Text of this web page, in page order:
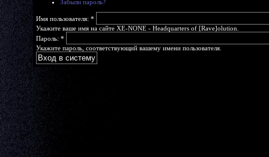
Забыли пароль?
Имя пользователя: *
Укажите ваше имя на сайте XE-NONE - Headquarters of [Rave]olution.
Пароль: *
Укажите пароль, соответствующий вашему имени пользователя.